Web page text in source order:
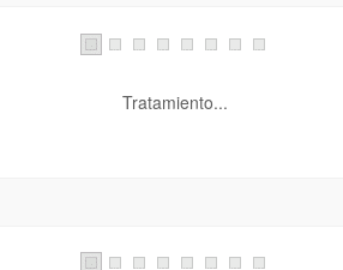
Tratamiento...